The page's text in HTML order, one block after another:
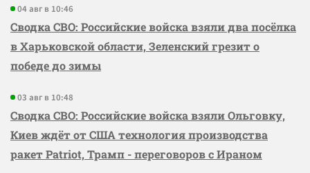
04 авг в 10:46
Сводка СВО: Российские войска взяли два посёлка
в Харьковской области, Зеленский грезит о
победе до зимы
03 авг в 10:48
Сводка СВО: Российские войска взяли Ольговку,
Киев ждёт от США технология производства
ракет Patriot, Трамп - переговоров с Ираном